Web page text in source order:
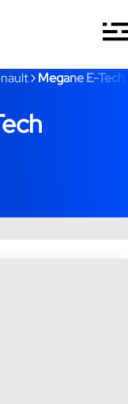
Megane E-Tech